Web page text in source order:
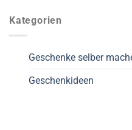
Kategorien
Geschenke selber
Geschenkideen